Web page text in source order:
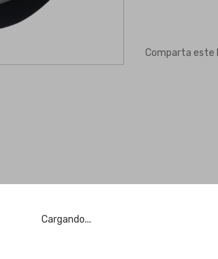
Cargando...
Comparta este